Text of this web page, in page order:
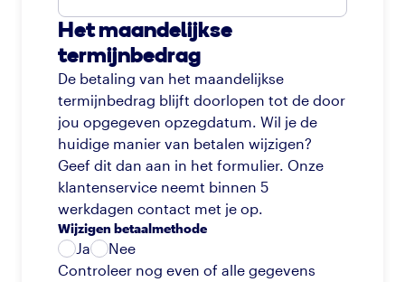
Het maandelijkse
termijnbedrag
De betaling van het maandelijkse
termijnbedrag blijft doorlopen tot de door
jou opgegeven opzegdatum. Wil je de
huidige manier van betalen wijzigen?
Geef dit dan aan in het formulier. Onze
klantenservice neemt binnen 5
werkdagen contact met je op.
Wijzigen betaalmethode
Ja
Nee
Controleer nog even of alle gegevens